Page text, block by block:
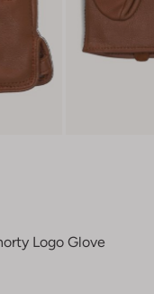
Logo Glove